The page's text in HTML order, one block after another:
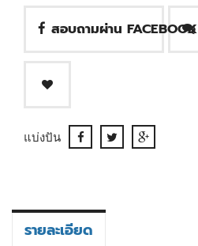
สอบถามผ่าน FACEBOOK
แบ่งปัน
รายละเอียด